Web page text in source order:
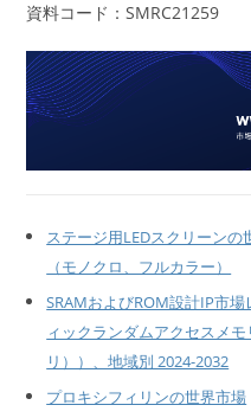
資料コード：SMRC21259
ステージ用LEDスクリーン
（モノクロ、フルカラー）
SRAMおよびROM設計IP市
ィックランダムアクセスメ
リ））、地域別 2024-2032
プロキシフィリンの世界市場